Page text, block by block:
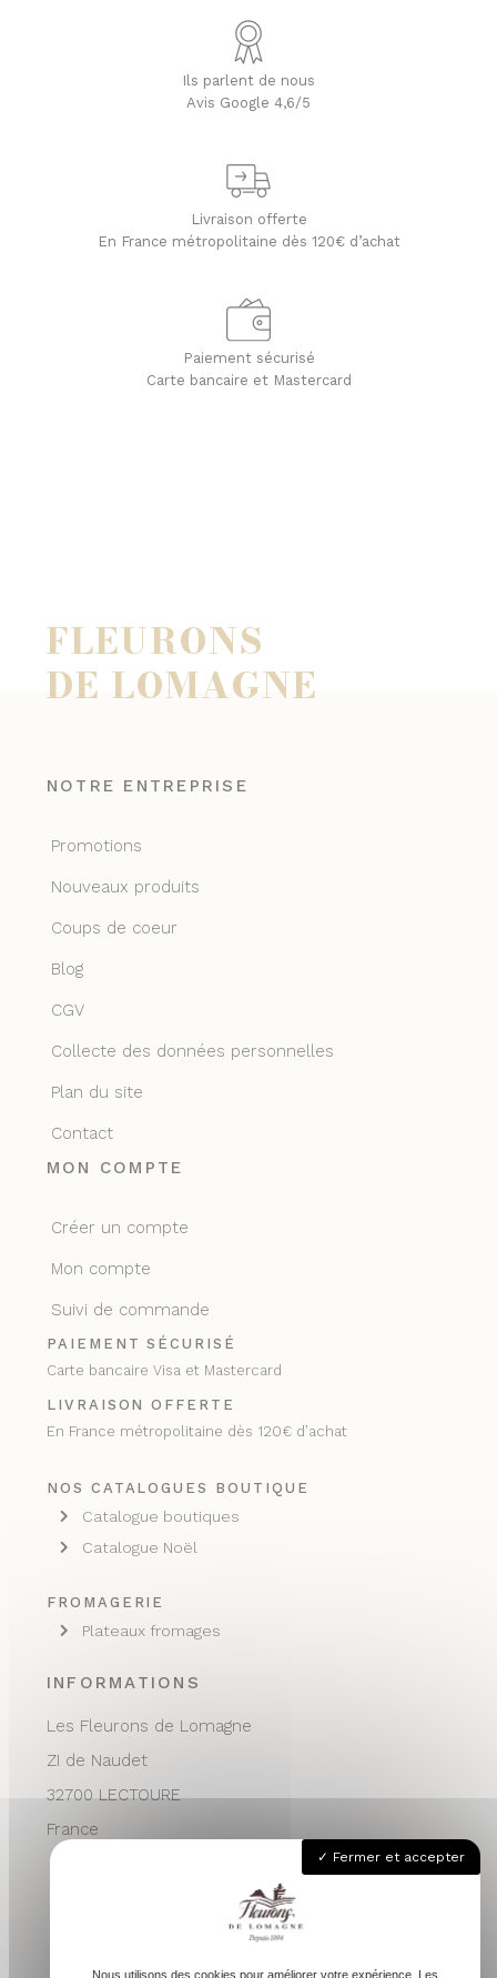
Ils parlent de nous
Avis Google 4,6/5
Livraison offerte
En France métropolitaine dès 120€ d’achat
Paiement sécurisé
Carte bancaire et Mastercard
FLEURONS
DE LOMAGNE
INFORMATIONS
Les Fleurons de Lomagne
ZI de Naudet
32700 LECTOURE
France
contactvpc@fleuronsdelomagne.com
NOTRE ENTREPRISE
Promotions
Nouveaux produits
Coups de coeur
Blog
CGV
Collecte des données personnelles
Plan du site
Contact
MON COMPTE
Créer un compte
Mon compte
Suivi de commande
PAIEMENT SÉCURISÉ
Carte bancaire Visa et Mastercard
LIVRAISON OFFERTE
En France métropolitaine dès 120€ d’achat
NOS CATALOGUES BOUTIQUE
Catalogue boutiques
Catalogue Noël
FROMAGERIE
Plateaux fromages
Fermer et accepter
Nous utilisons des cookies pour améliorer votre expérience. Les